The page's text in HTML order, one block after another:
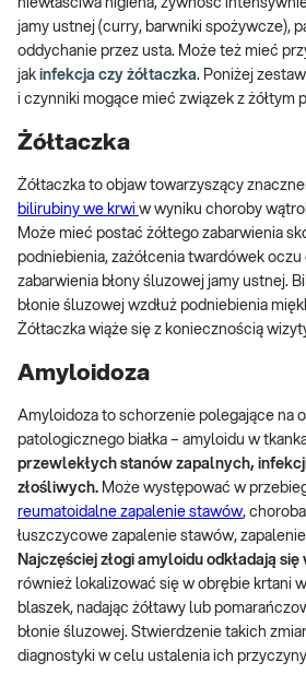
niewłaściwa higiena, żywność
jamy ustnej (curry, barwniki spożywcze),
oddychanie przez usta. Może też mieć
jak infekcja czy żółtaczka. Poniżej
i czynniki mogące mieć związek z żółtym
Żółtaczka
Żółtaczka to objaw towarzyszący
bilirubiny we krwi w wyniku choroby
Może mieć postać żółtego zabarwienia
podniebienia, zażółcenia twardówek oczu
zabarwienia błony śluzowej jamy ustnej.
błonie śluzowej wzdłuż podniebienia
Żółtaczka wiąże się z koniecznością
Amyloidoza
Amyloidoza to schorzenie polegające na
patologicznego białka – amyloidu w
przewlekłych stanów zapalnych,
złośliwych. Może występować w
reumatoidalne zapalenie stawów,
łuszczycowe zapalenie stawów,
Najczęściej złogi amyloidu odkładają
również lokalizować się w obrębie krtani
blaszek, nadając żółtawy lub
błonie śluzowej. Stwierdzenie takich
diagnostyki w celu ustalenia ich